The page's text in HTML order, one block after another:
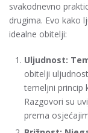
svakodnevno
drugima. Evo kako
idealne obitelji:
Uljudnost:
obitelji
temeljni princip
Razgovori su
prema